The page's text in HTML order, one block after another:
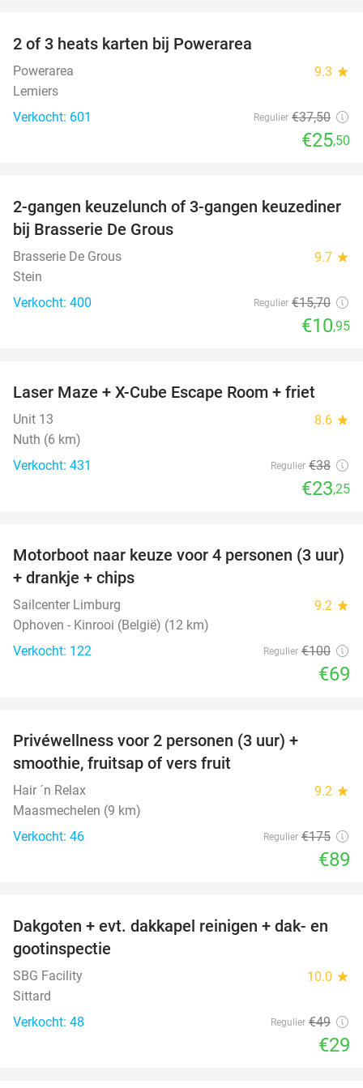
2 of 3 heats karten bij Powerarea
Powerarea 9.3 star
Lemiers
Verkocht: 601
Regulier €37,50
€25,50
30%
2-gangen keuzelunch of 3-gangen keuzediner
bij Brasserie De Grous
Brasserie De Grous 9.7 star
Stein
Verkocht: 400
Regulier €15,70
€10,95
39%
Laser Maze + X-Cube Escape Room + friet
Unit 13 8.6 star
Nuth (6 km)
Verkocht: 431
Regulier €38
€23,25
31%
Motorboot naar keuze voor 4 personen (3 uur)
+ drankje + chips
Sailcenter Limburg 9.2 star
Ophoven - Kinrooi (België) (12 km)
Verkocht: 122
Regulier €100
€69
Privéwellness voor 2 personen (3 uur) +
smoothie, fruitsap of vers fruit
Hair ´n Relax 9.2 star
Maasmechelen (9 km)
Verkocht: 46
Regulier €175
€89
41%
Dakgoten + evt. dakkapel reinigen + dak- en
gootinspectie
SBG Facility 10.0 star
Sittard
Verkocht: 48
Regulier €49
€29